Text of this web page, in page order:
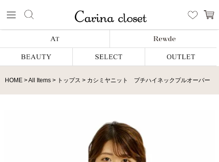
HOME All Items トップス カシミヤニット プチハイネックプルオーバー